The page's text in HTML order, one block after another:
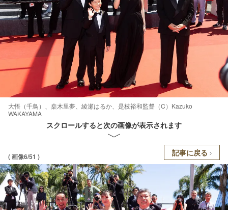
大悟（千鳥）、桒木里夢、綾瀬はるか、是枝裕和監督（C）Kazuko
WAKAYAMA
スクロールすると次の画像が表示されます
( 画像6/51 ) 記事に戻る